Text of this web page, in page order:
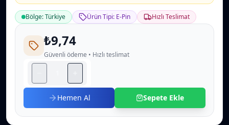
Bölge: Türkiye Ürün Tipi: E-Pin Hızlı Teslimat
₺9,74
Güvenli ödeme • Hızlı teslimat
Hemen Al Sepete Ekle